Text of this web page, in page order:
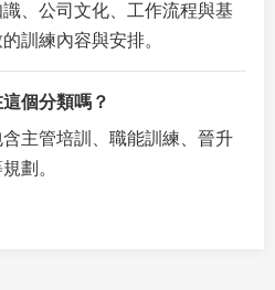
、公司文化、工作流程與基
訓練內容與安排。
個分類嗎？
主管培訓、職能訓練、晉升
劃。